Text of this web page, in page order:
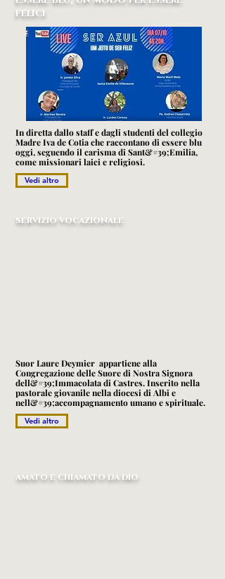
felici
In diretta dallo staff e dagli studenti del collegio
Madre Iva de Cotia che raccontano di essere blu
oggi, seguendo il carisma di Sant&#39;Emilia,
come missionari laici e religiosi.
Vedi altro
servizio vocazionale
Suor Laure Deymier appartiene alla
Congregazione delle Suore di Nostra Signora
dell&#39;Immacolata di Castres. Inserito nella
pastorale giovanile nella diocesi di Albi e
nell&#39;accompagnamento umano e spirituale.
Vedi altro
amato e chiamato da dio